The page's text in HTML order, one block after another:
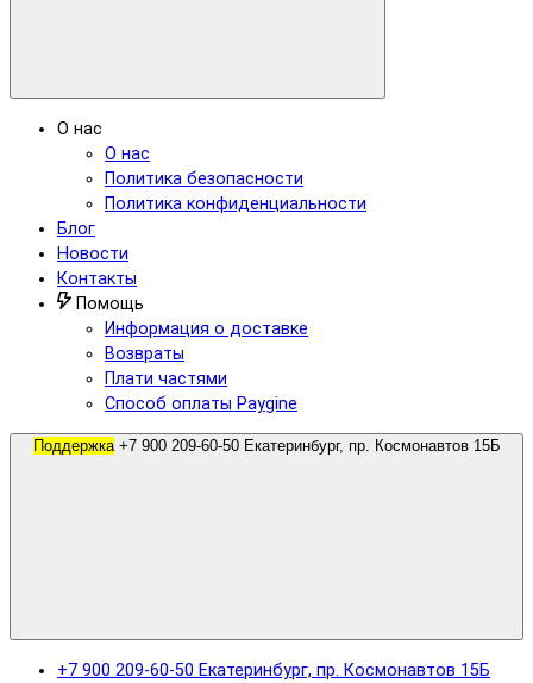
О нас
О нас
Политика безопасности
Политика конфиденциальности
Блог
Новости
Контакты
Помощь
Информация о доставке
Возвраты
Плати частями
Способ оплаты Paygine
Поддержка
+7 900 209-60-50 Екатеринбург, пр. Космонавтов 15Б